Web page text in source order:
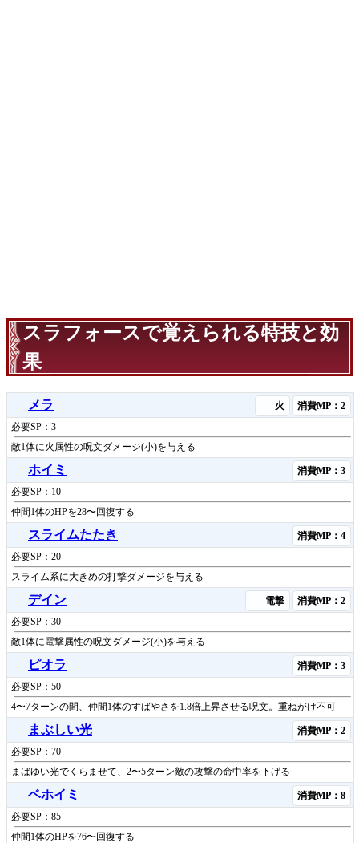
スラフォースで覚えられる特技と効
果
メラ 火
消費MP：2
必要SP：3
敵1体に火属性の呪文ダメージ(小)を与える
ホイミ
消費MP：3
必要SP：10
仲間1体のHPを28〜回復する
スライムたたき
消費MP：4
必要SP：20
スライム系に大きめの打撃ダメージを与える
デイン 電撃
消費MP：2
必要SP：30
敵1体に電撃属性の呪文ダメージ(小)を与える
ピオラ
消費MP：3
必要SP：50
4〜7ターンの間、仲間1体のすばやさを1.8倍上昇させる呪文。重ねがけ不可
まぶしい光
消費MP：2
必要SP：70
まばゆい光でくらませて、2〜5ターン敵の攻撃の命中率を下げる
ベホイミ
消費MP：8
必要SP：85
仲間1体のHPを76〜回復する